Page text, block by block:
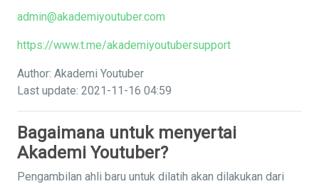
admin@akademiyoutuber.com
https://www.t.me/akademiyoutubersupport
Author: Akademi Youtuber
Last update: 2021-11-16 04:59
Bagaimana untuk menyertai
Akademi Youtuber?
Pengambilan ahli baru untuk dilatih akan dilakukan dari